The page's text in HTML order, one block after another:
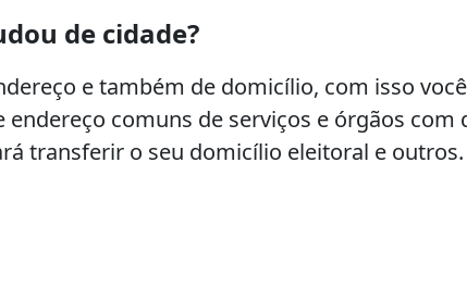
de cidade?
e também de domicílio, com isso você
endereço comuns de serviços e órgãos com
transferir o seu domicílio eleitoral e outros.